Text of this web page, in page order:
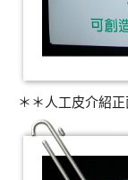
＊＊人工皮介紹正